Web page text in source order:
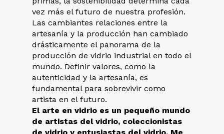
vez más el futuro de nuestra profesión.
Las cambiantes relaciones entre la
artesanía y la producción han cambiado
drásticamente el panorama de la
producción de vidrio industrial en todo el
mundo. Definir valores, como la
autenticidad y la artesanía, es
fundamental para sobrevivir como
artista en el futuro.
El arte en vidrio es un pequeño mundo
de artistas del vidrio, coleccionistas